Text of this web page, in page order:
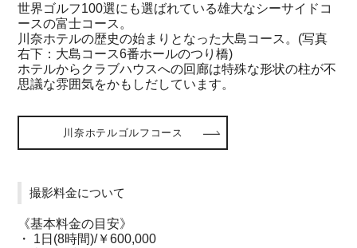
世界ゴルフ100選にも選ばれている雄大なシーサイドコ
ースの富士コース。
川奈ホテルの歴史の始まりとなった大島コース。(写真
右下：大島コース6番ホールのつり橋)
ホテルからクラブハウスへの回廊は特殊な形状の柱が不
思議な雰囲気をかもしだしています。
川奈ホテルゴルフコース
撮影料金について
《基本料金の目安》
・ 1日(8時間)/￥600,000